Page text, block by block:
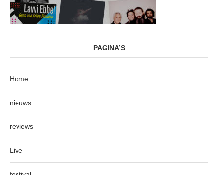
PAGINA’S
Home
nieuws
reviews
Live